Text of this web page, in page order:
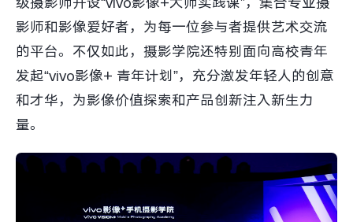
影师和影像爱好者，为每一位参与者提供艺术交流
的平台。不仅如此，摄影学院还特别面向高校青年
发起“vivo影像+ 青年计划”，充分激发年轻人的创意
和才华，为影像价值探索和产品创新注入新生力
量。